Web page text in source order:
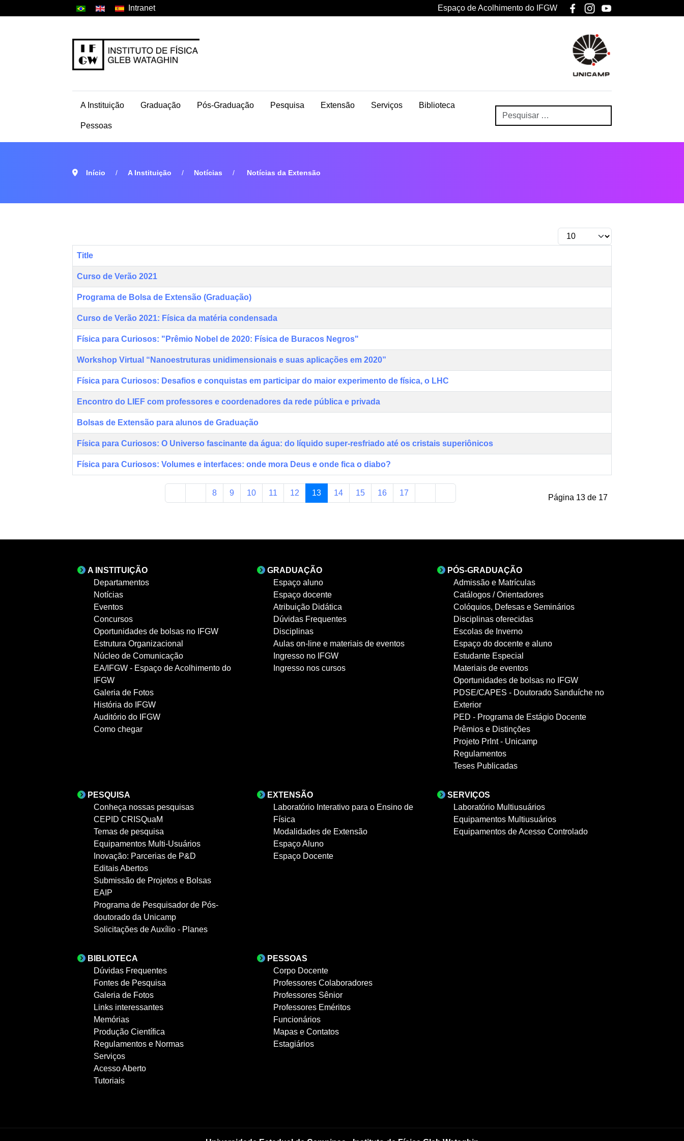
Intranet Espaço de Acolhimento do IFGW
A Instituição Graduação Pós-Graduação Pesquisa Extensão Serviços Biblioteca
Pessoas
Início A Instituição Notícias Notícias da Extensão
Title
Curso de Verão 2021
Programa de Bolsa de Extensão (Graduação)
Curso de Verão 2021: Física da matéria condensada
Física para Curiosos: "Prêmio Nobel de 2020: Física de Buracos Negros"
Workshop Virtual “Nanoestruturas unidimensionais e suas aplicações em 2020”
Física para Curiosos: Desafios e conquistas em participar do maior experimento de física, o LHC
Encontro do LIEF com professores e coordenadores da rede pública e privada
Bolsas de Extensão para alunos de Graduação
Física para Curiosos: O Universo fascinante da água: do líquido super-resfriado até os cristais superiônicos
Física para Curiosos: Volumes e interfaces: onde mora Deus e onde fica o diabo?
Página 13 de 17
8 9 10 11 12 13 14 15 16 17
A INSTITUIÇÃO
Departamentos
Notícias
Eventos
Concursos
Oportunidades de bolsas no IFGW
Estrutura Organizacional
Núcleo de Comunicação
EA/IFGW - Espaço de Acolhimento do
IFGW
Galeria de Fotos
História do IFGW
Auditório do IFGW
Como chegar
GRADUAÇÃO
Espaço aluno
Espaço docente
Atribuição Didática
Dúvidas Frequentes
Disciplinas
Aulas on-line e materiais de eventos
Ingresso no IFGW
Ingresso nos cursos
PÓS-GRADUAÇÃO
Admissão e Matrículas
Catálogos / Orientadores
Colóquios, Defesas e Seminários
Disciplinas oferecidas
Escolas de Inverno
Espaço do docente e aluno
Estudante Especial
Materiais de eventos
Oportunidades de bolsas no IFGW
PDSE/CAPES - Doutorado Sanduíche no
Exterior
PED - Programa de Estágio Docente
Prêmios e Distinções
Projeto PrInt - Unicamp
Regulamentos
Teses Publicadas
PESQUISA
Conheça nossas pesquisas
CEPID CRISQuaM
Temas de pesquisa
Equipamentos Multi-Usuários
Inovação: Parcerias de P&D
Editais Abertos
Submissão de Projetos e Bolsas
EAIP
Programa de Pesquisador de Pós-
doutorado da Unicamp
Solicitações de Auxílio - Planes
EXTENSÃO
Laboratório Interativo para o Ensino de
Física
Modalidades de Extensão
Espaço Aluno
Espaço Docente
SERVIÇOS
Laboratório Multiusuários
Equipamentos Multiusuários
Equipamentos de Acesso Controlado
BIBLIOTECA
Dúvidas Frequentes
Fontes de Pesquisa
Galeria de Fotos
Links interessantes
Memórias
Produção Científica
Regulamentos e Normas
Serviços
Acesso Aberto
Tutoriais
PESSOAS
Corpo Docente
Professores Colaboradores
Professores Sênior
Professores Eméritos
Funcionários
Mapas e Contatos
Estagiários